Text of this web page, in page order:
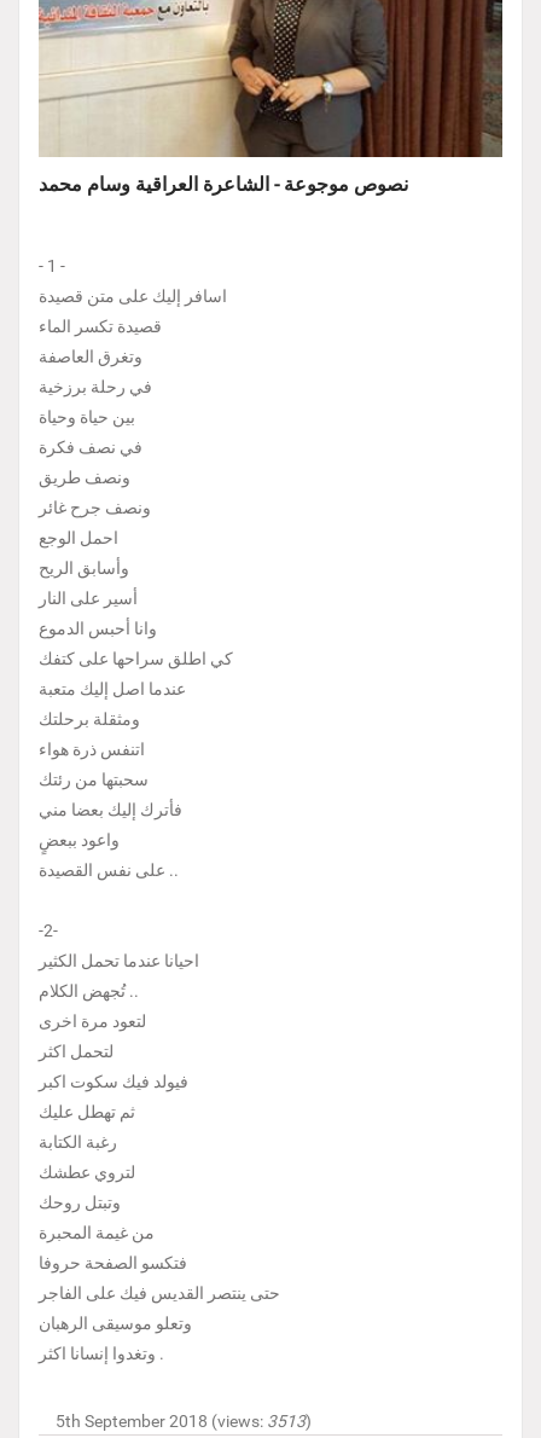
نصوص موجوعة - الشاعرة العراقية وسام محمد
- 1 -
اسافر إليك على متن قصيدة
قصيدة تكسر الماء
وتغرق العاصفة
في رحلة برزخية
بين حياة وحياة
في نصف فكرة
ونصف طريق
ونصف جرح غائر
احمل الوجع
وأسابق الريح
أسير على النار
وانا أحبس الدموع
كي اطلق سراحها على كتفك
عندما اصل إليك متعبة
ومثقلة برحلتك
اتنفس ذرة هواء
سحبتها من رئتك
فأترك إليك بعضا مني
واعود ببعضٍ
على نفس القصيدة ..
-2-
احيانا عندما تحمل الكثير
تُجهض الكلام ..
لتعود مرة اخرى
لتحمل اكثر
فيولد فيك سكوت اكبر
ثم تهطل عليك
رغبة الكتابة
لتروي عطشك
وتبتل روحك
من غيمة المحبرة
فتكسو الصفحة حروفا
حتى ينتصر القديس فيك على الفاجر
وتعلو موسيقى الرهبان
وتغدوا إنسانا اكثر .
5th September 2018 (views: 3513)